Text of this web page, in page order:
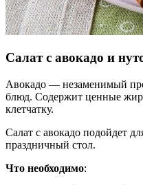
Салат с авокадо и
Авокадо — незаменимый
блюд. Содержит ценные
клетчатку.
Салат с авокадо подойдет
праздничный стол.
Что необходимо: